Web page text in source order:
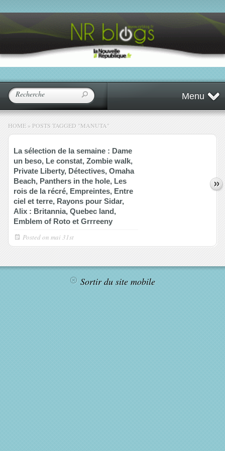
Menu
HOME » POSTS TAGGED "MANUTA"
La sélection de la semaine : Dame
un beso, Le constat, Zombie walk,
Private Liberty, Détectives, Omaha
Beach, Panthers in the hole, Les
rois de la récré, Empreintes, Entre
ciel et terre, Rayons pour Sidar,
Alix : Britannia, Quebec land,
Emblem of Roto et Grrreeny
Posted on mai 31st
Sortir du site mobile